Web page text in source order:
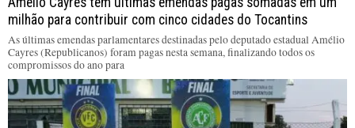
milhão para contribuir com cinco cidades do Tocantins
As últimas emendas parlamentares destinadas pelo deputado estadual Amélio
Cayres (Republicanos) foram pagas nesta semana, finalizando todos os
compromissos do ano para